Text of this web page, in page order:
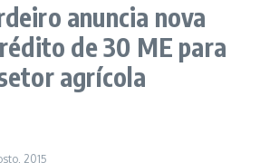
anuncia nova
de 30 ME para
agrícola
2015